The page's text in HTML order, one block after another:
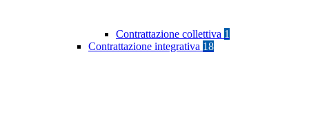
Contrattazione collettiva 1
Contrattazione integrativa 18